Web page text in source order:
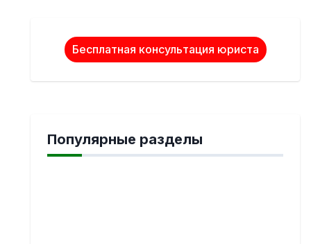
Бесплатная консультация юриста
Популярные разделы